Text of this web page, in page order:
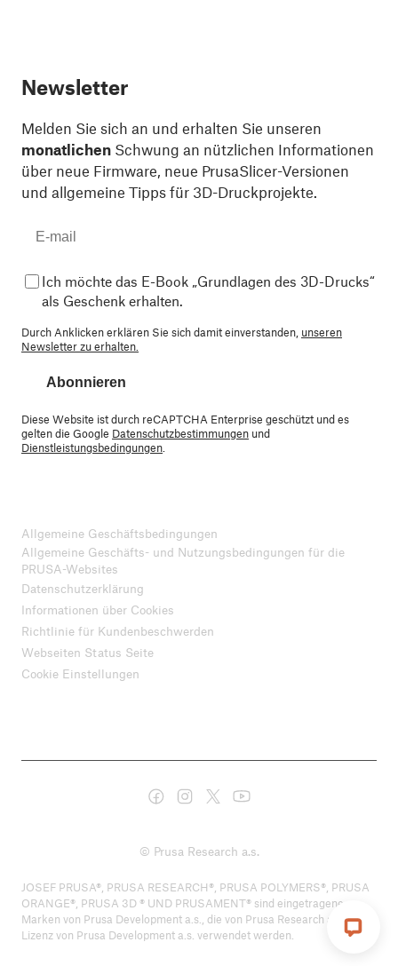
Newsletter
Melden Sie sich an und erhalten Sie unseren
monatlichen Schwung an nützlichen Informationen
über neue Firmware, neue PrusaSlicer-Versionen
und allgemeine Tipps für 3D-Druckprojekte.
Ich möchte das E-Book „Grundlagen des 3D-Drucks“
als Geschenk erhalten.
Durch Anklicken erklären Sie sich damit einverstanden, unseren
Newsletter zu erhalten.
Abonnieren
Diese Website ist durch reCAPTCHA Enterprise geschützt und es
gelten die Google Datenschutzbestimmungen und
Dienstleistungsbedingungen.
Allgemeine Geschäftsbedingungen
Allgemeine Geschäfts- und Nutzungsbedingungen für die
PRUSA-Websites
Datenschutzerklärung
Informationen über Cookies
Richtlinie für Kundenbeschwerden
Webseiten Status Seite
Cookie Einstellungen
© Prusa Research a.s.
JOSEF PRUSA®, PRUSA RESEARCH®, PRUSA POLYMERS®, PRUSA
ORANGE®, PRUSA 3D ® UND PRUSAMENT® sind eingetragene
Marken von Prusa Development a.s., die von Prusa Research a.s. unter
Lizenz von Prusa Development a.s. verwendet werden.